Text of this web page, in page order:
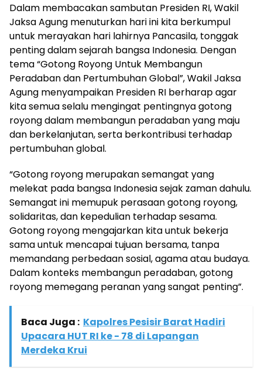
Dalam membacakan sambutan Presiden RI, Wakil
Jaksa Agung menuturkan hari ini kita berkumpul
untuk merayakan hari lahirnya Pancasila, tonggak
penting dalam sejarah bangsa Indonesia. Dengan
tema “Gotong Royong Untuk Membangun
Peradaban dan Pertumbuhan Global”, Wakil Jaksa
Agung menyampaikan Presiden RI berharap agar
kita semua selalu mengingat pentingnya gotong
royong dalam membangun peradaban yang maju
dan berkelanjutan, serta berkontribusi terhadap
pertumbuhan global.
“Gotong royong merupakan semangat yang
melekat pada bangsa Indonesia sejak zaman dahulu.
Semangat ini memupuk perasaan gotong royong,
solidaritas, dan kepedulian terhadap sesama.
Gotong royong mengajarkan kita untuk bekerja
sama untuk mencapai tujuan bersama, tanpa
memandang perbedaan sosial, agama atau budaya.
Dalam konteks membangun peradaban, gotong
royong memegang peranan yang sangat penting”.
Baca Juga : Kapolres Pesisir Barat Hadiri
Upacara HUT RI ke - 78 di Lapangan
Merdeka Krui